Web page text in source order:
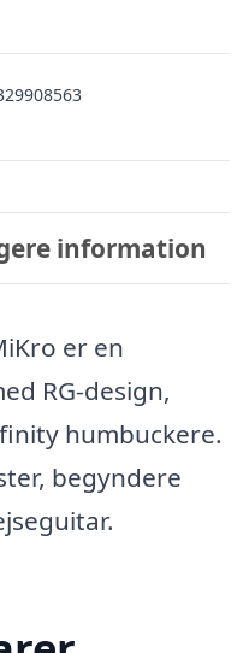
information
er en
RG-design,
humbuckere.
begyndere